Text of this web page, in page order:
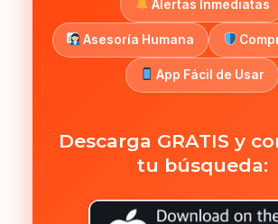
Alertas Inmediatas
Asesoría Humana
App Fácil de Usar
Descarga GRATIS y
tu búsqueda: